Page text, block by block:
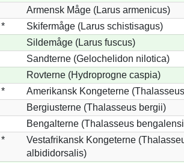
Armensk Måge (Larus armenicus)
*
Skifermåge (Larus schistisagus)
Sildemåge (Larus fuscus)
Sandterne (Gelochelidon nilotica)
Rovterne (Hydroprogne caspia)
*
Amerikansk Kongeterne
Bergiusterne (Thalasseus bergii)
Bengalterne (Thalasseus
*
Vestafrikansk Kongeterne
albididorsalis)